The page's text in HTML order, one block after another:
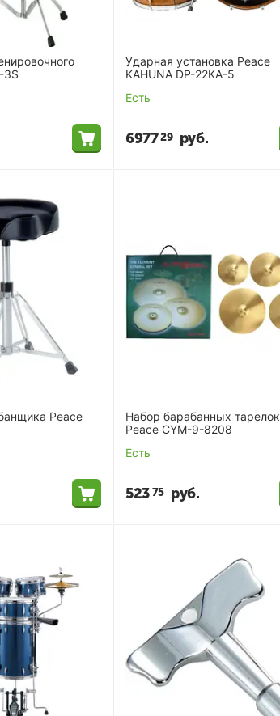
3S
Ударная установка Peace
KAHUNA DP-22KA-5
Есть
697729 руб.
Peace
Набор барабанных тарелок
Peace CYM-9-8208
Есть
52375 руб.